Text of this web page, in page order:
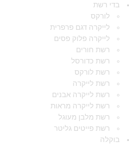
בדי רשת
לורקס
לייקרה דגם פרפרית
לייקרה פלוק פסים
רשת חורים
רשת כדורסל
רשת לורקס
רשת לייקרה
רשת לייקרה אבנים
רשת לייקרה מראות
רשת מלבן מעוגל
רשת פייטים גליטר
בוקלה